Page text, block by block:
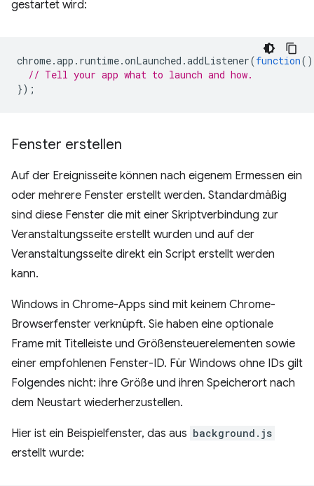
gestartet wird:
chrome.app . runtime.onLaunched .addListener(function()
// Tell your app what to launch and how.
});
Fenster erstellen
Auf der Ereignisseite können nach eigenem Ermessen ein
oder mehrere Fenster erstellt werden. Standardmäßig
sind diese Fenster die mit einer Skriptverbindung zur
Veranstaltungsseite erstellt wurden und auf der
Veranstaltungsseite direkt ein Script erstellt werden
kann.
Windows in Chrome-Apps sind mit keinem Chrome-
Browserfenster verknüpft. Sie haben eine optionale
Frame mit Titelleiste und Größensteuerelementen sowie
einer empfohlenen Fenster-ID. Für Windows ohne IDs gilt
Folgendes nicht: ihre Größe und ihren Speicherort nach
dem Neustart wiederherzustellen.
Hier ist ein Beispielfenster, das aus background.js
erstellt wurde: